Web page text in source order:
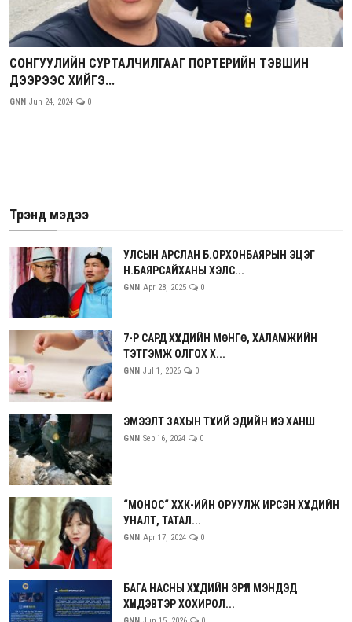
СОНГУУЛИЙН СУРТАЛЧИЛГААГ ПОРТЕРИЙН ТЭВШИН
ДЭЭРЭЭС ХИЙГЭ...
GNN Jun 24, 2024 0
Трэнд мэдээ
УЛСЫН АРСЛАН Б.ОРХОНБАЯРЫН ЭЦЭГ
Н.БАЯРСАЙХАНЫ ХЭЛС...
GNN Apr 28, 2025 0
7-Р САРД ХҮҮХДИЙН МӨНГӨ, ХАЛАМЖИЙН
ТЭТГЭМЖ ОЛГОХ Х...
GNN Jul 1, 2026 0
ЭМЭЭЛТ ЗАХЫН ТҮҮХИЙ ЭДИЙН ҮНЭ ХАНШ
GNN Sep 16, 2024 0
“МОНОС“ ХХК-ИЙН ОРУУЛЖ ИРСЭН ХҮҮХДИЙН
УНАЛТ, ТАТАЛ...
GNN Apr 17, 2024 0
БАГА НАСНЫ ХҮҮХДИЙН ЭРҮҮЛ МЭНДЭД
ХҮНДЭВТЭР ХОХИРОЛ...